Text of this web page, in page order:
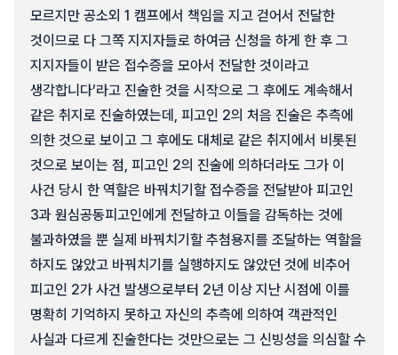
모르지만 공소외 1 캠프에서 책임을 지고 걷어서 전달한
것이므로 다 그쪽 지지자들로 하여금 신청을 하게 한 후 그
지지자들이 받은 접수증을 모아서 전달한 것이라고
생각합니다’라고 진술한 것을 시작으로 그 후에도 계속해서
같은 취지로 진술하였는데, 피고인 2의 처음 진술은 추측에
의한 것으로 보이고 그 후에도 대체로 같은 취지에서 비롯된
것으로 보이는 점, 피고인 2의 진술에 의하더라도 그가 이
사건 당시 한 역할은 바꿔치기할 접수증을 전달받아 피고인
3과 원심공동피고인에게 전달하고 이들을 감독하는 것에
불과하였을 뿐 실제 바꿔치기할 추첨용지를 조달하는 역할을
하지도 않았고 바꿔치기를 실행하지도 않았던 것에 비추어
피고인 2가 사건 발생으로부터 2년 이상 지난 시점에 이를
명확히 기억하지 못하고 자신의 추측에 의하여 객관적인
사실과 다르게 진술한다는 것만으로는 그 신빙성을 의심할 수